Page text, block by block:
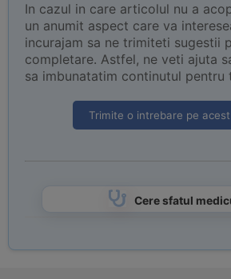
In cazul in care articolul nu a
un anumit aspect care va
incurajam sa ne trimiteti sugestii
completare. Astfel, ne veti ajuta
sa imbunatatim continutul
Trimite o intrebare pe
Cere sfatul